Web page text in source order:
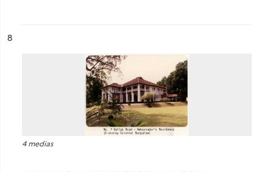
n°
8
4 medias